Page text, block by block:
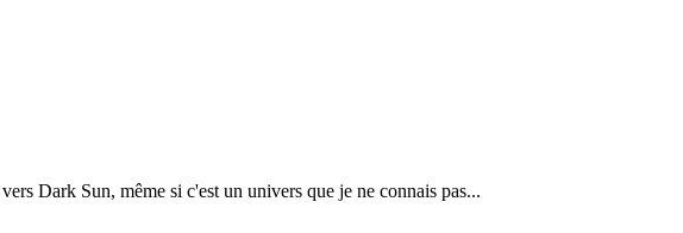
Dark Sun, même si c'est un univers que je ne connais pas...